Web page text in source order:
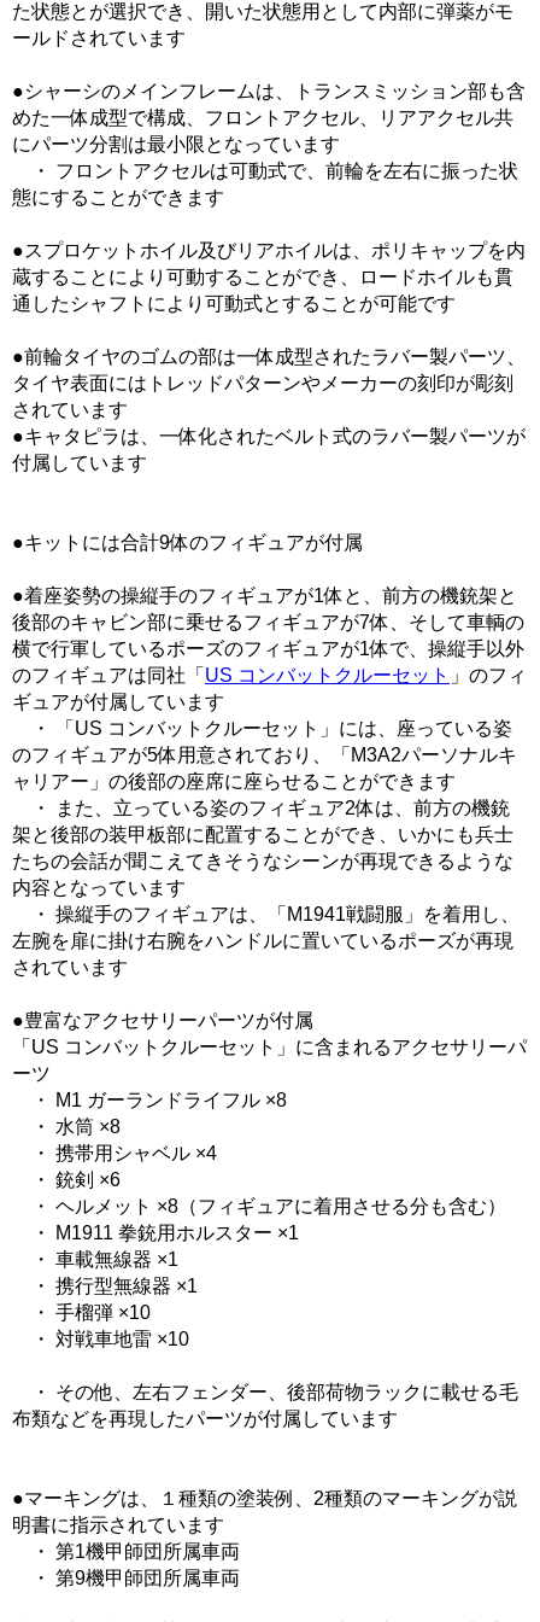
た状態とが選択でき、開いた状態用として内部に弾薬がモ
ールドされています
●シャーシのメインフレームは、トランスミッション部も含
めた一体成型で構成、フロントアクセル、リアアクセル共
にパーツ分割は最小限となっています
・ フロントアクセルは可動式で、前輪を左右に振った状
態にすることができます
●スプロケットホイル及びリアホイルは、ポリキャップを内
蔵することにより可動することができ、ロードホイルも貫
通したシャフトにより可動式とすることが可能です
●前輪タイヤのゴムの部は一体成型されたラバー製パーツ、
タイヤ表面にはトレッドパターンやメーカーの刻印が彫刻
されています
●キャタピラは、一体化されたベルト式のラバー製パーツが
付属しています
●キットには合計9体のフィギュアが付属
●着座姿勢の操縦手のフィギュアが1体と、前方の機銃架と
後部のキャビン部に乗せるフィギュアが7体、そして車輌の
横で行軍しているポーズのフィギュアが1体で、操縦手以外
のフィギュアは同社「 US コンバットクルーセット 」のフィ
ギュアが付属しています
・ 「US コンバットクルーセット」には、座っている姿
のフィギュアが5体用意されており、「M3A2パーソナルキ
ャリアー」の後部の座席に座らせることができます
・ また、立っている姿のフィギュア2体は、前方の機銃
架と後部の装甲板部に配置することができ、いかにも兵士
たちの会話が聞こえてきそうなシーンが再現できるような
内容となっています
・ 操縦手のフィギュアは、「M1941戦闘服」を着用し、
左腕を扉に掛け右腕をハンドルに置いているポーズが再現
されています
●豊富なアクセサリーパーツが付属
「US コンバットクルーセット」に含まれるアクセサリーパ
ーツ
・ M1 ガーランドライフル ×8
・ 水筒 ×8
・ 携帯用シャベル ×4
・ 銃剣 ×6
・ ヘルメット ×8（フィギュアに着用させる分も含む）
・ M1911 拳銃用ホルスター ×1
・ 車載無線器 ×1
・ 携行型無線器 ×1
・ 手榴弾 ×10
・ 対戦車地雷 ×10
・ その他、左右フェンダー、後部荷物ラックに載せる毛
布類などを再現したパーツが付属しています
●マーキングは、１種類の塗装例、2種類のマーキングが説
明書に指示されています
・ 第1機甲師団所属車両
・ 第9機甲師団所属車両